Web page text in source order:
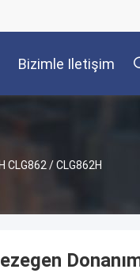
Bizimle Iletişim
CLG862 / CLG862H